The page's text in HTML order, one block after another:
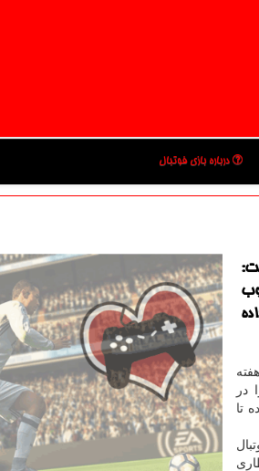
درباره بازی فوتبال
در
داده تا
فوتبال